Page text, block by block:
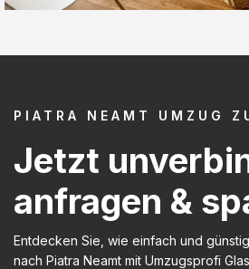
PIATRA NEAMT UMZUG
Jetzt
anfragen &
Entdecken Sie, wie einfach und
nach Piatra Neamt mit Umzugsprofi